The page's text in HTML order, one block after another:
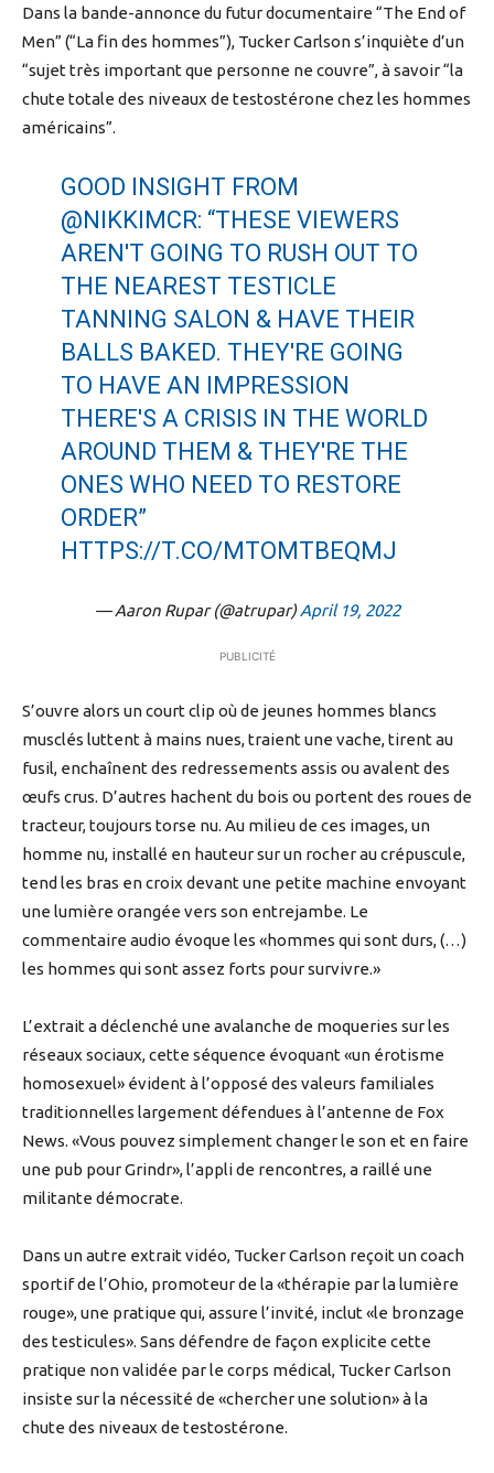
Dans la bande-annonce du futur documentaire “The End of
Men” (“La fin des hommes”), Tucker Carlson s’inquiète d’un
“sujet très important que personne ne couvre”, à savoir “la
chute totale des niveaux de testostérone chez les hommes
américains”.
GOOD INSIGHT FROM
@NIKKIMCR: “THESE VIEWERS
AREN'T GOING TO RUSH OUT TO
THE NEAREST TESTICLE
TANNING SALON & HAVE THEIR
BALLS BAKED. THEY'RE GOING
TO HAVE AN IMPRESSION
THERE'S A CRISIS IN THE WORLD
AROUND THEM & THEY'RE THE
ONES WHO NEED TO RESTORE
ORDER”
HTTPS://T.CO/MTOMTBEQMJ
— Aaron Rupar (@atrupar)April 19, 2022
PUBLICITÉ
S’ouvre alors un court clip où de jeunes hommes blancs
musclés luttent à mains nues, traient une vache, tirent au
fusil, enchaînent des redressements assis ou avalent des
œufs crus. D’autres hachent du bois ou portent des roues de
tracteur, toujours torse nu. Au milieu de ces images, un
homme nu, installé en hauteur sur un rocher au crépuscule,
tend les bras en croix devant une petite machine envoyant
une lumière orangée vers son entrejambe. Le
commentaire audio évoque les «hommes qui sont durs, (…)
les hommes qui sont assez forts pour survivre.»
L’extrait a déclenché une avalanche de moqueries sur les
réseaux sociaux, cette séquence évoquant «un érotisme
homosexuel» évident à l’opposé des valeurs familiales
traditionnelles largement défendues à l’antenne de Fox
News. «Vous pouvez simplement changer le son et en faire
une pub pour Grindr», l’appli de rencontres, a raillé une
militante démocrate.
Dans un autre extrait vidéo, Tucker Carlson reçoit un coach
sportif de l’Ohio, promoteur de la «thérapie par la lumière
rouge», une pratique qui, assure l’invité, inclut «le bronzage
des testicules». Sans défendre de façon explicite cette
pratique non validée par le corps médical, Tucker Carlson
insiste sur la nécessité de «chercher une solution» à la
chute des niveaux de testostérone.